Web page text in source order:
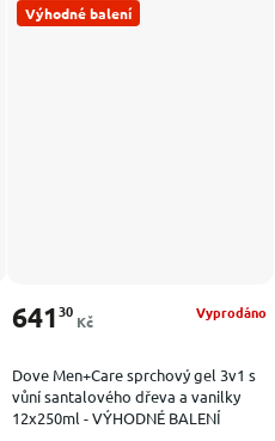
Výhodné balení
Dove Men+Care sprchový gel 3v1 s
vůní santalového dřeva a vanilky
12x250ml - VÝHODNÉ BALENÍ
Vyprodáno
641 30
Kč